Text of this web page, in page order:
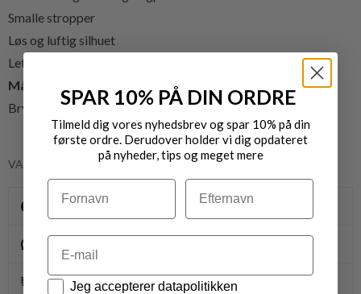
Smalle stropper
Løs og luftig silhuet
Let og behagelig kvalitet
Mål:
Brystmål: 110 cm i str. L/XL
VARENR.: BRINLEY DRESS
Gratis fragt til pakkeshop ved køb over 400,-
Levering 1-3 dage
SPAR 10% PÅ DIN ORDRE
Tilmeld dig vores nyhedsbrev og spar 10% på din
første ordre. Derudover holder vi dig opdateret
på nyheder, tips og meget mere
Navn Efternavn
Email
Datapolitik
Jeg accepterer datapolitikken